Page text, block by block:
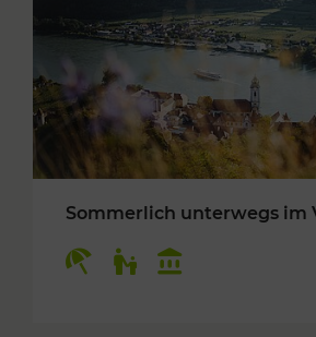
Sommerlich unterwegs im